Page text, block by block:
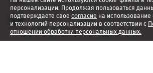
персонализации. Продолжая пользоваться
подтверждаете свое согласие на
и технологий персонализации в соответствии с
отношении обработки персональных данных.
2026